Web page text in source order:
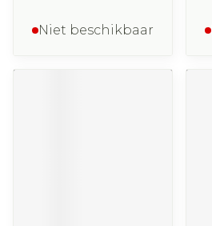
Niet beschikbaar